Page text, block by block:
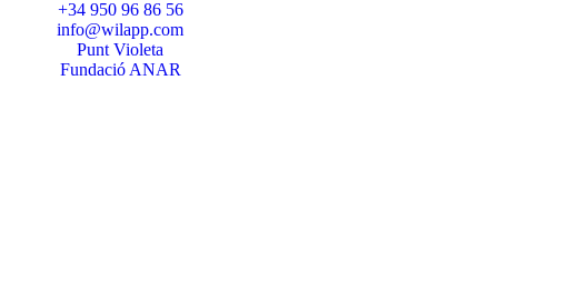
+34 950 96 86 56
info@wilapp.com
Punt Violeta
Fundació ANAR